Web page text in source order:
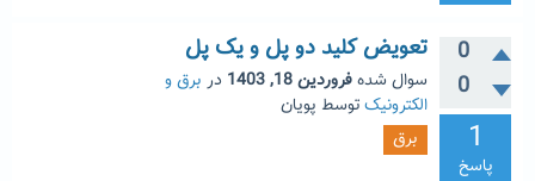
0
0
1
پاسخ
تعویض کلید دو پل و یک پل
سوال شدهفروردین 18, 1403 در برق و
الکترونیکتوسط پویان
برق